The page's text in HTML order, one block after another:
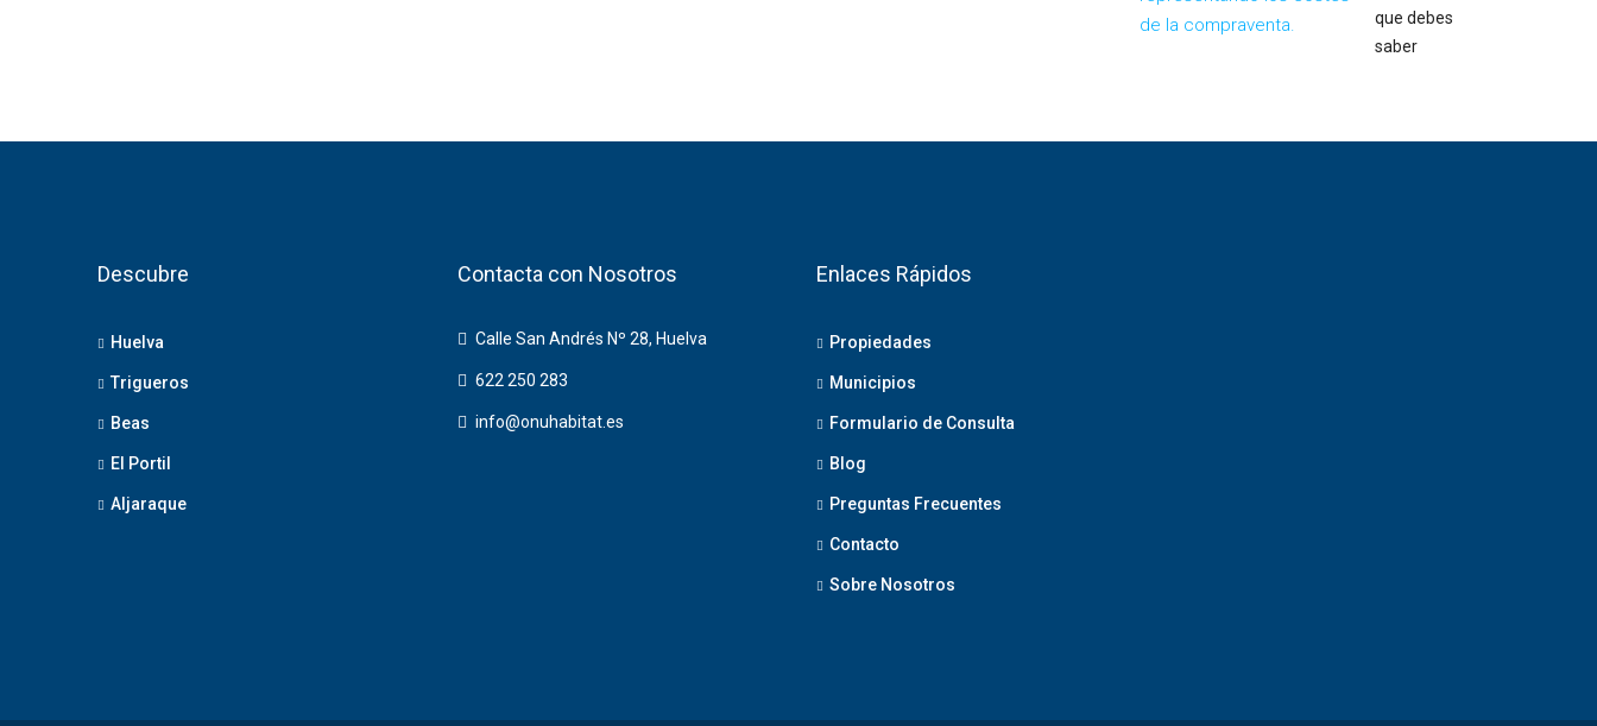
que debes
saber
Descubre
Huelva
Trigueros
Beas
El Portil
Aljaraque
Contacta con Nosotros
Calle San Andrés Nº 28, Huelva
622 250 283
info@onuhabitat.es
Enlaces Rápidos
Propiedades
Municipios
Formulario de Consulta
Blog
Preguntas Frecuentes
Contacto
Sobre Nosotros